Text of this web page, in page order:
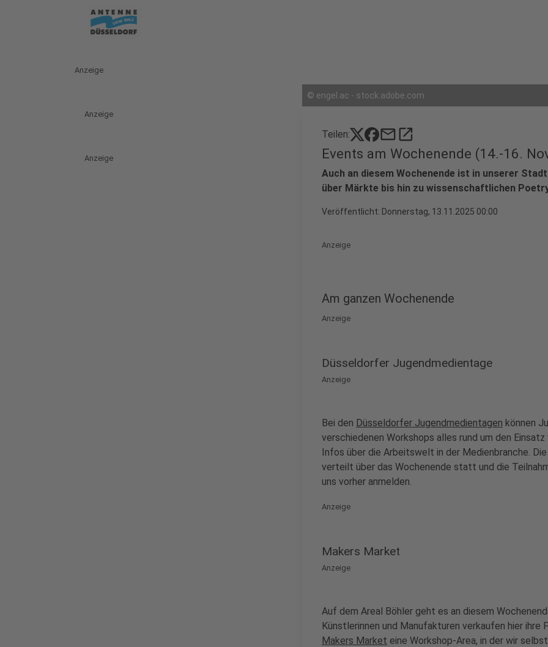
Anzeige
Anzeige
Anzeige
© engel.ac - stock.adobe.com
Teilen: mailopen_in_new
Events am Wochenende (14.-16.
Auch an diesem Wochenende ist in unserer
über Märkte bis hin zu wissenschaftlichen
Veröffentlicht: Donnerstag, 13.11.2025 00:00
Anzeige
Am ganzen Wochenende
Anzeige
Düsseldorfer Jugendmedientage
Anzeige
Bei den Düsseldorfer Jugendmedientagen können
verschiedenen Workshops alles rund um den
Infos über die Arbeitswelt in der Medienbranche.
verteilt über das Wochenende statt und die
uns vorher anmelden.
Anzeige
Makers Market
Anzeige
Auf dem Areal Böhler geht es an diesem
Künstlerinnen und Manufakturen verkaufen hier
Makers Market eine Workshop-Area, in der wir